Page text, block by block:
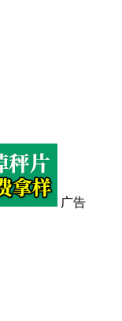
广告